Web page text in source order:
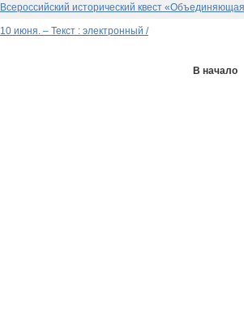
Всероссийский исторический квест
10 июня. – Текст : электронный /
В начало